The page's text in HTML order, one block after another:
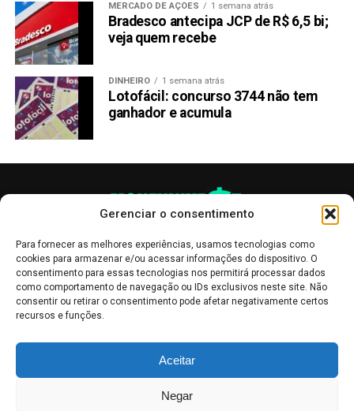
Gerenciar o consentimento
Para fornecer as melhores experiências, usamos tecnologias como
cookies para armazenar e/ou acessar informações do dispositivo. O
consentimento para essas tecnologias nos permitirá processar dados
como comportamento de navegação ou IDs exclusivos neste site. Não
consentir ou retirar o consentimento pode afetar negativamente certos
recursos e funções.
Aceitar
Negar
Decentraland (MANA)
Decentraland (MANA) é um mundo virtual disponível em
um ambiente tridimensional. É de propriedade do usuário e
baseado na rede Ethereum. Nele, os usuários podem
participar de experiências digitais compartilhadas. Eles
podem jogar jogos, trocar colecionáveis que encontram e
e até socializar e interagir. Apresenta elementos P2E,
onde os jogadores podem criar seus próprios programas
Tecnologia do Token
A criptomoeda MANA desempenha um papel importante
em seu ecossistema, pois é usada para comprar qualquer
baseado no Ethereum e, como tal, segue o padrão de
Disponibilidade em Exchanges
MERCADO DE AÇÕES 1 semana atrás
Bradesco antecipa JCP de R$ 6,5 bi;
veja quem recebe
DINHEIRO 1 semana atrás
Lotofácil: concurso 3744 não tem
ganhador e acumula
informativo, servindo como boletins de divulgação, e não devem ser
interpretadas como recomendações de investimento.Leia mais
Bolsa de Valores